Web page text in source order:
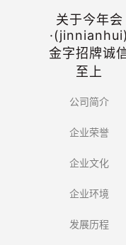
关于今年会
·(jinnianhui)
金字招牌诚
至上
公司简介
企业荣誉
企业文化
企业环境
发展历程